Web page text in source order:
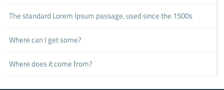
The standard Lorem Ipsum passage, used since the 1500s
Where can I get some?
Where does it come from?